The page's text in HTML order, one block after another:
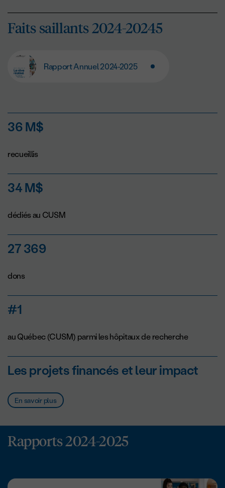
Faits saillants 2024-20245
Rapport Annuel 2024-2025
36 M$
recueillis
34 M$
dédiés au CUSM
27 369
dons
#1
au Québec (CUSM) parmi les hôpitaux de recherche
Les projets financés et leur impact
En savoir plus
Rapports 2024-2025